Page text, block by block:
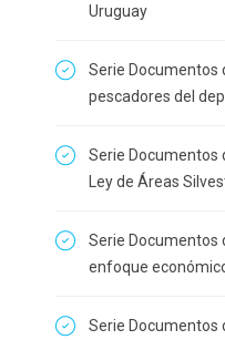
Uruguay
Serie Documentos
pescadores del
Serie Documentos
Ley de Áreas
Serie Documentos
enfoque
Serie Documentos